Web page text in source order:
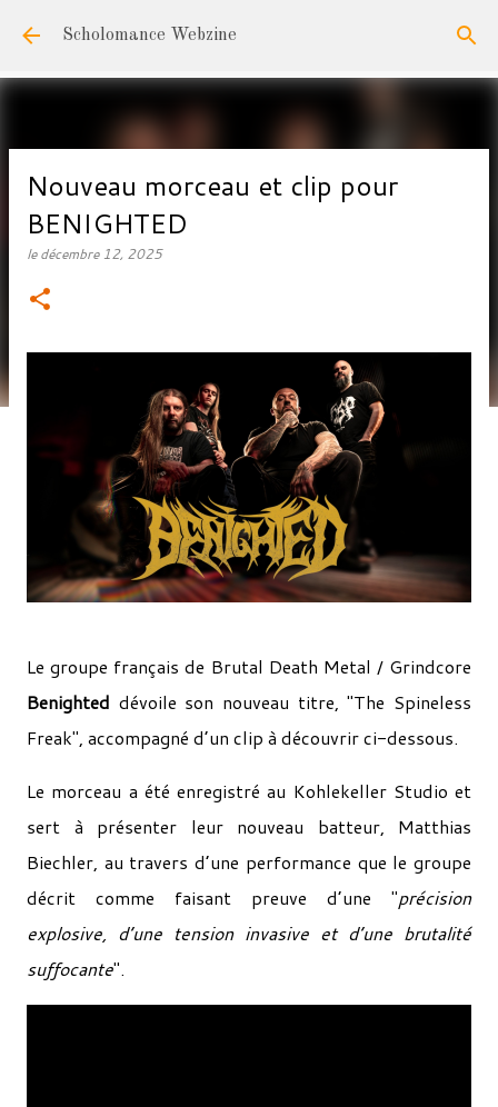
Accéder au contenu principal
Scholomance Webzine
Nouveau morceau et clip pour
BENIGHTED
ledécembre 12, 2025
Le groupe français de Brutal Death Metal / Grindcore
Benighted dévoile son nouveau titre, "The Spineless
Freak", accompagné d’un clip à découvrir ci-dessous.
Le morceau a été enregistré au Kohlekeller Studio et
sert à présenter leur nouveau batteur, Matthias
Biechler, au travers d’une performance que le groupe
décrit comme faisant preuve d’une "précision
explosive, d’une tension invasive et d’une brutalité
suffocante".